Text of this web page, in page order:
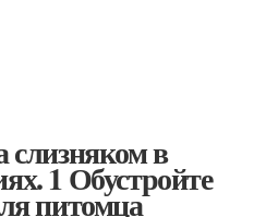
слизняком в
1 Обустройте
питомца